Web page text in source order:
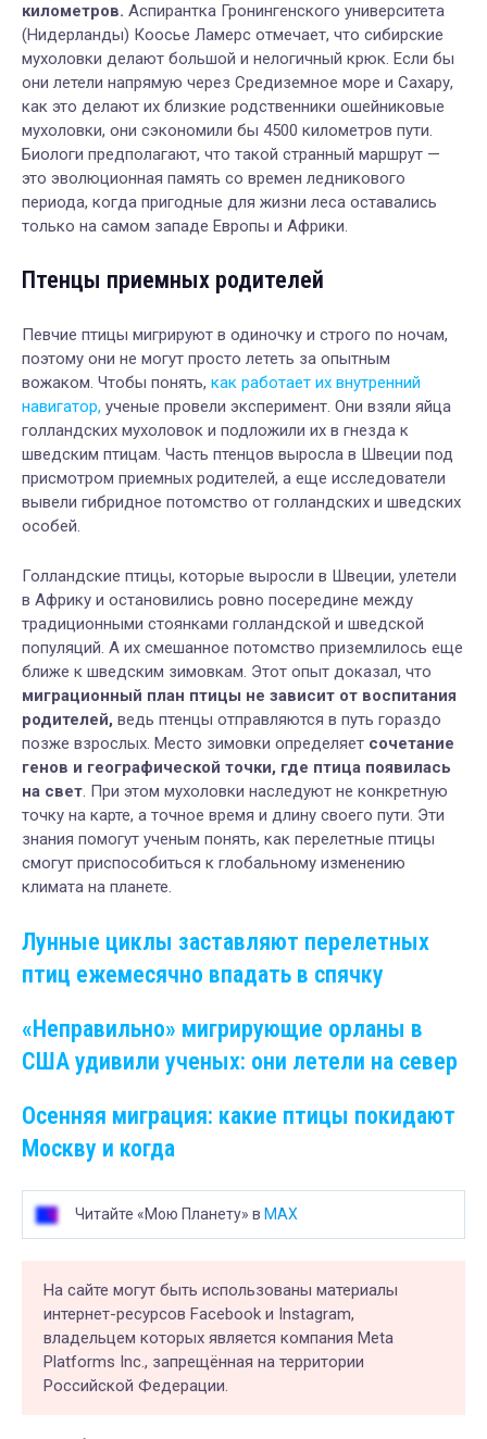
километров. Аспирантка Гронингенского университета
(Нидерланды) Коосье Ламерс отмечает, что сибирские
мухоловки делают большой и нелогичный крюк. Если бы
они летели напрямую через Средиземное море и Сахару,
как это делают их близкие родственники ошейниковые
мухоловки, они сэкономили бы 4500 километров пути.
Биологи предполагают, что такой странный маршрут —
это эволюционная память со времен ледникового
периода, когда пригодные для жизни леса оставались
только на самом западе Европы и Африки.
Птенцы приемных родителей
Певчие птицы мигрируют в одиночку и строго по ночам,
поэтому они не могут просто лететь за опытным
вожаком. Чтобы понять, как работает их внутренний
навигатор, ученые провели эксперимент. Они взяли яйца
голландских мухоловок и подложили их в гнезда к
шведским птицам. Часть птенцов выросла в Швеции под
присмотром приемных родителей, а еще исследователи
вывели гибридное потомство от голландских и шведских
особей.
Голландские птицы, которые выросли в Швеции, улетели
в Африку и остановились ровно посередине между
традиционными стоянками голландской и шведской
популяций. А их смешанное потомство приземлилось еще
ближе к шведским зимовкам. Этот опыт доказал, что
миграционный план птицы не зависит от воспитания
родителей, ведь птенцы отправляются в путь гораздо
позже взрослых. Место зимовки определяет сочетание
генов и географической точки, где птица появилась
на свет. При этом мухоловки наследуют не конкретную
точку на карте, а точное время и длину своего пути. Эти
знания помогут ученым понять, как перелетные птицы
смогут приспособиться к глобальному изменению
климата на планете.
Лунные циклы заставляют перелетных
птиц ежемесячно впадать в спячку
«Неправильно» мигрирующие орланы в
США удивили ученых: они летели на север
Осенняя миграция: какие птицы покидают
Москву и когда
Читайте «Мою Планету» в MAX
На сайте могут быть использованы материалы
интернет-ресурсов Facebook и Instagram,
владельцем которых является компания Meta
Platforms Inc., запрещённая на территории
Российской Федерации.